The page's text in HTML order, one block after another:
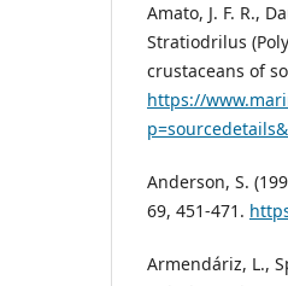
Amato, J. F. R.,
Stratiodrilus
crustaceans of
https://
Anderson, S.
69, 451-471.
Armendáriz, L.,